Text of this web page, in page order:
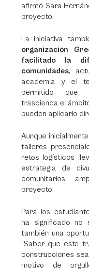
afirmó Sara
proyecto.
La iniciativa
organización
facilitado la
comunidades,
academia y el
permitido que
trascienda el
pueden aplicarlo
Aunque
talleres
retos logísticos
estrategia de
comunitarios,
proyecto.
Para los
ha significado no
también una
“Saber que este
construcciones
motivo de